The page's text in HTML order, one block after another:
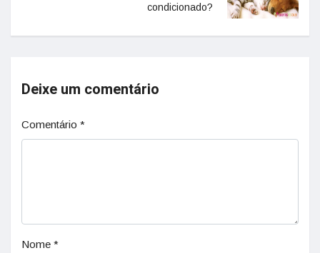
condicionado?
Deixe um comentário
Comentário *
Nome *